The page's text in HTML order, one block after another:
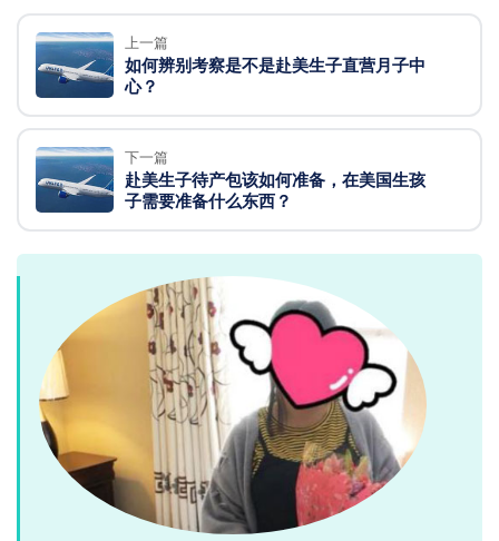
上一篇
如何辨别考察是不是赴美生子直营月子中
心？
下一篇
赴美生子待产包该如何准备，在美国生孩
子需要准备什么东西？